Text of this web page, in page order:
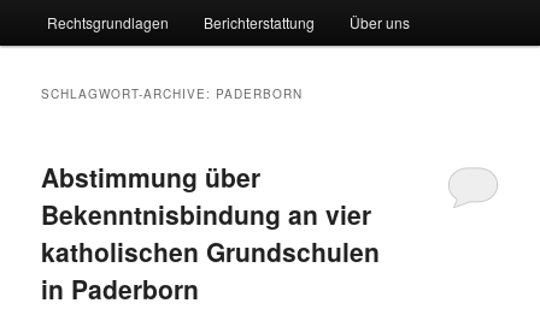
Rechtsgrundlagen Berichterstattung Über uns
SCHLAGWORT-ARCHIVE: PADERBORN
Abstimmung über
Bekenntnisbindung an vier
katholischen Grundschulen
in Paderborn